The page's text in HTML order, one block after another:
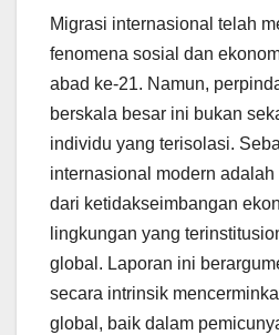
Migrasi internasional telah
fenomena sosial dan
abad ke-21. Namun,
berskala besar ini bukan
individu yang terisolasi.
internasional modern
dari ketidakseimbangan
lingkungan yang
global. Laporan ini
secara intrinsik
global, baik dalam